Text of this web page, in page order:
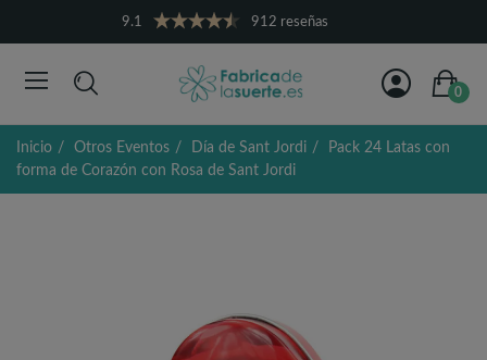
9.1 912 reseñas
0
Inicio Otros Eventos Día de Sant Jordi
Pack 24 Latas con
forma de Corazón con Rosa de Sant Jordi